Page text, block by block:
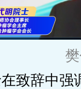
致辞中强